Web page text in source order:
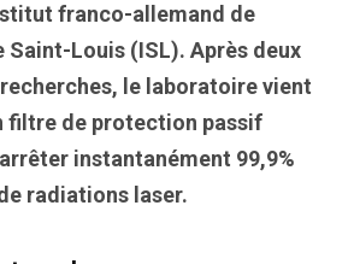
franco-allemand de
Saint-Louis (ISL). Après deux
le laboratoire vient
filtre de protection passif
instantanément 99,9%
radiations laser.